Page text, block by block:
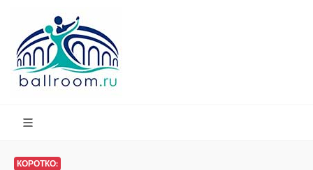
КОРОТКО: